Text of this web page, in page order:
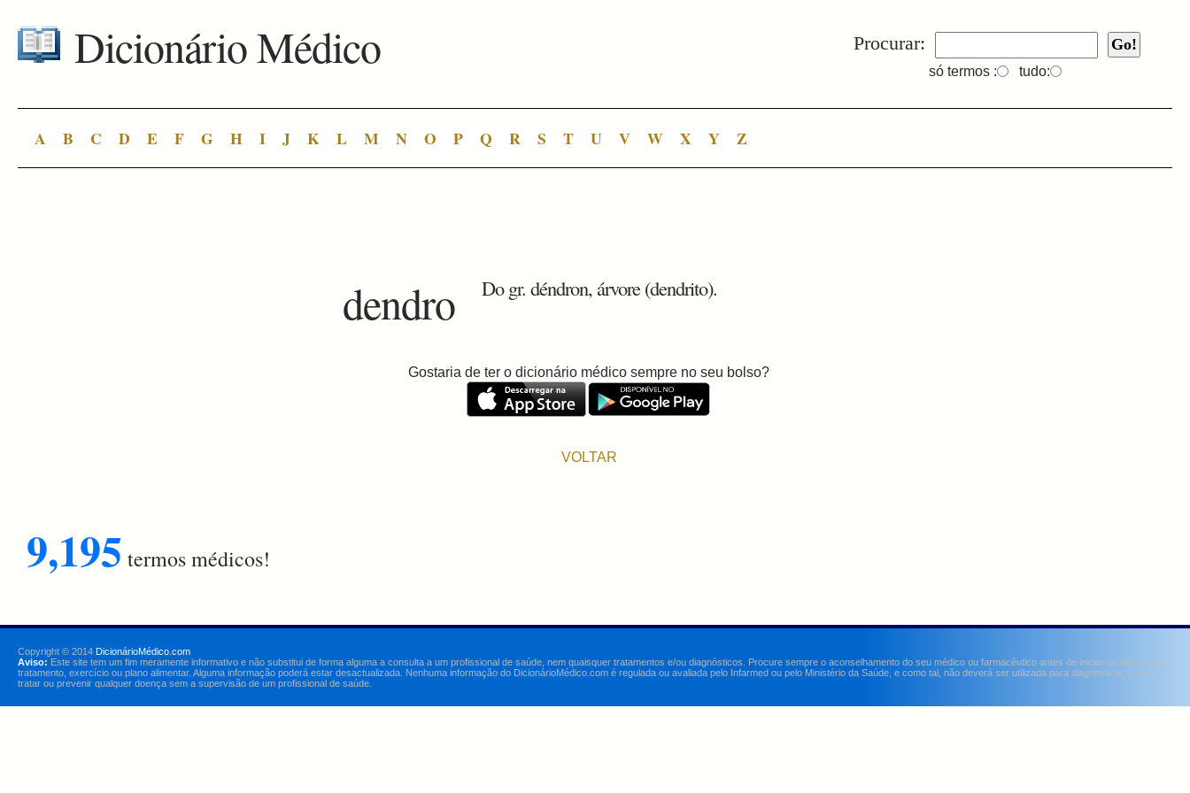
Procurar:
só termos : tudo:
Dicionário Médico
A B C D E F G H I J K L M N O P Q R S T U V W X Y Z
dendro Do gr. déndron, árvore (dendrito).
Gostaria de ter o dicionário médico sempre no seu bolso?
VOLTAR
9,195 termos médicos!
Copyright © 2014 DicionárioMédico.com
Aviso: Este site tem um fim meramente informativo e não substitui de forma alguma a consulta a um profissional de saúde, nem quaisquer tratamentos e/ou diagnósticos. Procure sempre o aconselhamento do seu médico ou farmacêutico antes de iniciar ou alterar um
tratamento, exercício ou plano alimentar. Alguma informação poderá estar desactualizada. Nenhuma informação do DicionárioMédico.com é regulada ou avaliada pelo Infarmed ou pelo Ministério da Saúde, e como tal, não deverá ser utilizada para diagnosticar, curar,
tratar ou prevenir qualquer doença sem a supervisão de um profissional de saúde.